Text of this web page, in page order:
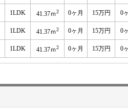
1LDK 41.37ｍ2 0ヶ月 15万円 0
1LDK 41.37ｍ2 0ヶ月 15万円 0
1LDK 41.37ｍ2 0ヶ月 15万円 0